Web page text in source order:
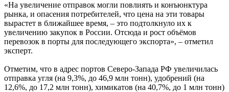
«На увеличение отправок могли повлиять и конъюнктура
рынка, и опасения потребителей, что цена на эти товары
вырастет в ближайшее время, – это подтолкнуло их к
увеличению закупок в России. Отсюда и рост объёмов
перевозок в порты для последующего экспорта», – отметил
эксперт.
Отметим, что в адрес портов Северо-Запада РФ увеличилась
отправка угля (на 9,3%, до 46,9 млн тонн), удобрений (на
12,6%, до 17,2 млн тонн), химикатов (на 40,7%, до 1 млн тонн)